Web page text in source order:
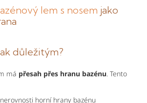
lem s nosem jako
důležitým?
má přesah přes hranu bazénu. Tento
horní hrany bazénu